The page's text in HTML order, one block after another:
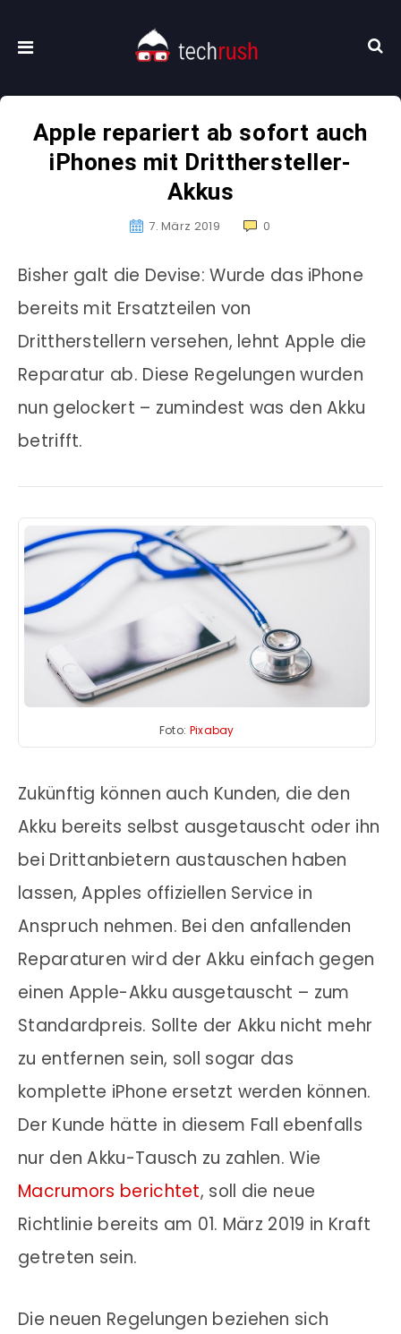
Apple repariert ab sofort auch
iPhones mit Dritthersteller-
Akkus
7. März 2019 0
Bisher galt die Devise: Wurde das iPhone
bereits mit Ersatzteilen von
Drittherstellern versehen, lehnt Apple die
Reparatur ab. Diese Regelungen wurden
nun gelockert – zumindest was den Akku
betrifft.
Foto: Pixabay
Zukünftig können auch Kunden, die den
Akku bereits selbst ausgetauscht oder ihn
bei Drittanbietern austauschen haben
lassen, Apples offiziellen Service in
Anspruch nehmen. Bei den anfallenden
Reparaturen wird der Akku einfach gegen
einen Apple-Akku ausgetauscht – zum
Standardpreis. Sollte der Akku nicht mehr
zu entfernen sein, soll sogar das
komplette iPhone ersetzt werden können.
Der Kunde hätte in diesem Fall ebenfalls
nur den Akku-Tausch zu zahlen. Wie
Macrumors berichtet, soll die neue
Richtlinie bereits am 01. März 2019 in Kraft
getreten sein.
Die neuen Regelungen beziehen sich